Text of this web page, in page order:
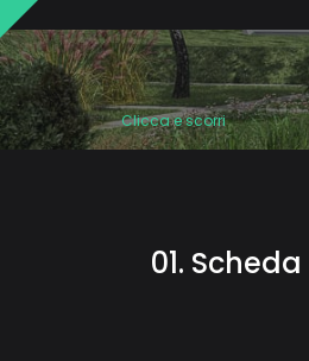
Clicca e scorri
01. Scheda